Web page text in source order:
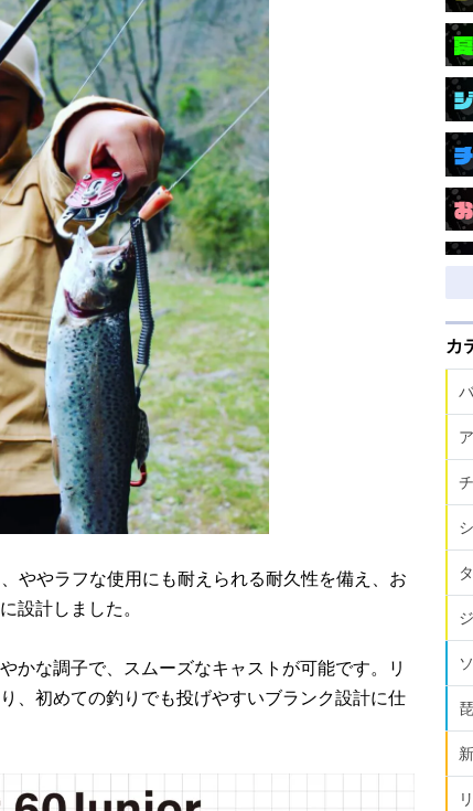
ややラフな使用にも耐えられる耐久性を備え、お
設計しました。
かな調子で、スムーズなキャストが可能です。リ
、初めての釣りでも投げやすいブランク設計に仕
カ